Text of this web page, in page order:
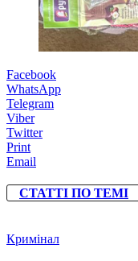
Facebook
WhatsApp
Telegram
Viber
Twitter
Print
Email
СТАТТІ ПО ТЕМІ
Кримінал